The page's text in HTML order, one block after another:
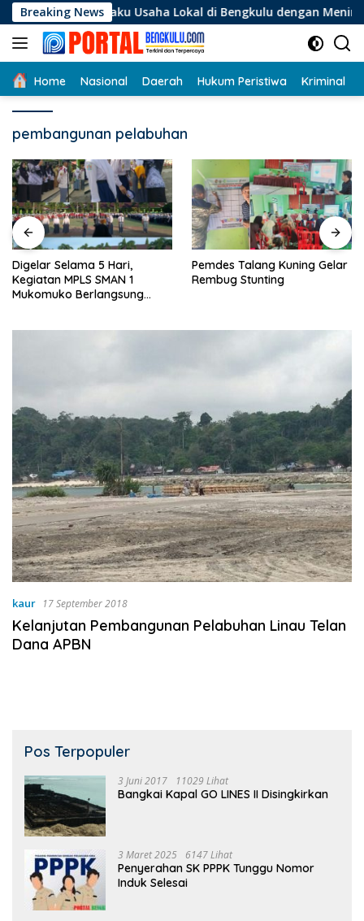
Langsung
ke
konten
Breaking News
Pelaku Usaha Lokal di Bengkulu dengan Meningkatkan
Home Nasional Daerah Hukum Peristiwa Kriminal
pembangunan pelabuhan
Digelar Selama 5 Hari,
Kegiatan MPLS SMAN 1
Mukomuko Berlangsung
Pemdes Talang Kuning Gelar
Rembug Stunting
kaur 17 September 2018
Kelanjutan Pembangunan Pelabuhan Linau Telan
Dana APBN
Pos Terpopuler
3 Juni 2017 11029 Lihat
Bangkai Kapal GO LINES II Disingkirkan
3 Maret 2025 6147 Lihat
Penyerahan SK PPPK Tunggu Nomor
Induk Selesai